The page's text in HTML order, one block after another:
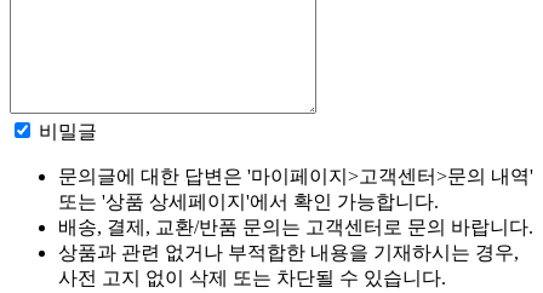
비밀글
문의글에 대한 답변은 '마이페이지>고객센터>문의 내역'
또는 '상품 상세페이지'에서 확인 가능합니다.
배송, 결제, 교환/반품 문의는 고객센터로 문의 바랍니다.
상품과 관련 없거나 부적합한 내용을 기재하시는 경우,
사전 고지 없이 삭제 또는 차단될 수 있습니다.